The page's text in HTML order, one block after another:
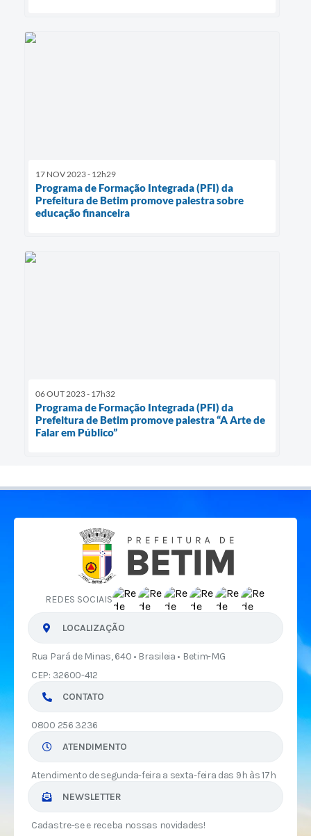
17 NOV 2023 - 12h29
Programa de Formação Integrada (PFI) da
Prefeitura de Betim promove palestra sobre
educação financeira
06 OUT 2023 - 17h32
Programa de Formação Integrada (PFI) da
Prefeitura de Betim promove palestra “A Arte de
Falar em Público”
REDES SOCIAIS
LOCALIZAÇÃO
Rua Pará de Minas, 640 • Brasileia • Betim-MG
CEP: 32600-412
CONTATO
0800 256 3236
ATENDIMENTO
Atendimento de segunda-feira a sexta-feira das 9h às 17h
NEWSLETTER
Cadastre-se e receba nossas novidades!